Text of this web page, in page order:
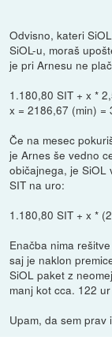
Odvisno, kateri
SiOL-u, moraš
je pri Arnesu ne
1.180,80 SIT + x *
x = 2186,67 (min) =
Če na mesec
je Arnes še vedno
običajnega, je SiOL
SIT na uro:
1.180,80 SIT + x *
Enačba nima
saj je naklon
SiOL paket z
manj kot cca. 122
Upam, da sem